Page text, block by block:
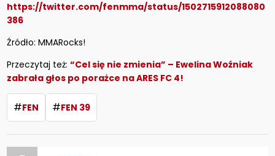
https://twitter.com/fenmma/status/1502715912088080
386
Źródło: MMARocks!
Przeczytaj też:“Cel się nie zmienia” – Ewelina Woźniak
zabrała głos po porażce na ARES FC 4!
#FEN #FEN 39